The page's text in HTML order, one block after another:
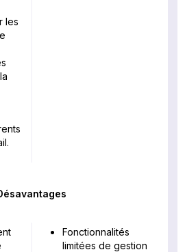
les
Fonctionnalités
limitées de gestion